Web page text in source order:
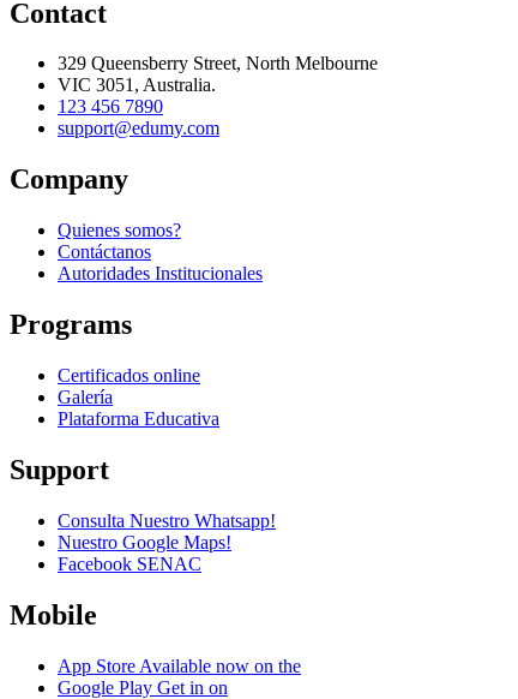
Contact
329 Queensberry Street, North Melbourne
VIC 3051, Australia.
123 456 7890
support@edumy.com
Company
Quienes somos?
Contáctanos
Autoridades Institucionales
Programs
Certificados online
Galería
Plataforma Educativa
Support
Consulta Nuestro Whatsapp!
Nuestro Google Maps!
Facebook SENAC
Mobile
App Store Available now on the
Google Play Get in on